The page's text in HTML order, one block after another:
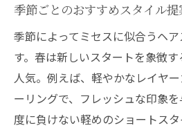
季節ごとのおすすめスタイル提
季節によってミセスに似合うヘ
す。春は新しいスタートを象徴
人気。例えば、軽やかなレイヤ
ーリングで、フレッシュな印象
度に負けない軽めのショートス